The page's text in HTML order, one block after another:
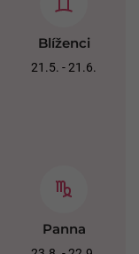
Blíženci
21.5. - 21.6.
Panna